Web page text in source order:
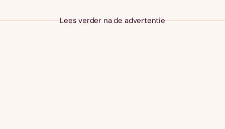
Lees verder na de advertentie